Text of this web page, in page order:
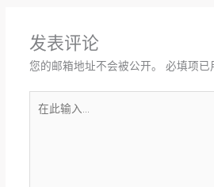
发表评论
您的邮箱地址不会被公开。 必填项已